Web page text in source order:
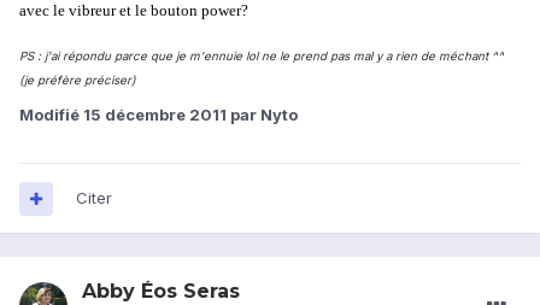
avec le vibreur et le bouton power?
PS : j'ai répondu parce que je m'ennuie lol ne le prend pas mal y a rien de méchant ^^
(je préfère préciser)
Modifié 15 décembre 2011 par Nyto
Citer
Abby Éos Seras